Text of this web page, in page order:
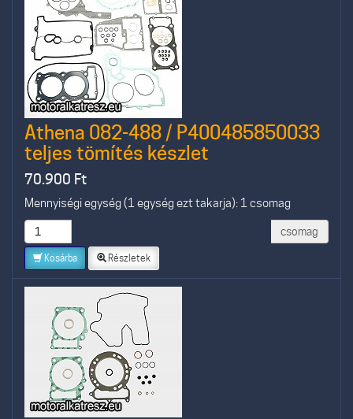
Athena 082-488 / P400485850033
teljes tömítés készlet
70.900 Ft
Mennyiségi egység (1 egység ezt takarja): 1 csomag
csomag
Kosárba Részletek